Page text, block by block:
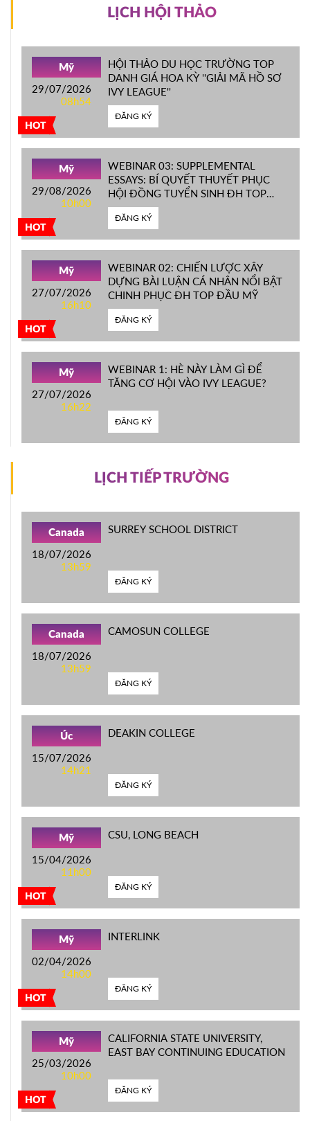
LỊCH HỘI THẢO
HOT
Mỹ
29/07/2026
08h54
HỘI THẢO DU HỌC TRƯỜNG TOP
DANH GIÁ HOA KỲ ''GIẢI MÃ HỒ SƠ
IVY LEAGUE''
ĐĂNG KÝ
HOT
Mỹ
29/08/2026
10h00
WEBINAR 03: SUPPLEMENTAL
ESSAYS: BÍ QUYẾT THUYẾT PHỤC
HỘI ĐỒNG TUYỂN SINH ĐH TOP
ĐẦU MỸ
ĐĂNG KÝ
HOT
Mỹ
27/07/2026
16h10
WEBINAR 02: CHIẾN LƯỢC XÂY
DỰNG BÀI LUẬN CÁ NHÂN NỔI BẬT
CHINH PHỤC ĐH TOP ĐẦU MỸ
ĐĂNG KÝ
Mỹ
27/07/2026
16h22
WEBINAR 1: HÈ NÀY LÀM GÌ ĐỂ
TĂNG CƠ HỘI VÀO IVY LEAGUE?
ĐĂNG KÝ
LỊCH TIẾP TRƯỜNG
Canada
18/07/2026
13h59
SURREY SCHOOL DISTRICT
ĐĂNG KÝ
Canada
18/07/2026
13h59
CAMOSUN COLLEGE
ĐĂNG KÝ
Úc
15/07/2026
14h21
DEAKIN COLLEGE
ĐĂNG KÝ
HOT
Mỹ
15/04/2026
11h00
CSU, LONG BEACH
ĐĂNG KÝ
HOT
Mỹ
02/04/2026
14h00
INTERLINK
ĐĂNG KÝ
HOT
Mỹ
25/03/2026
10h00
CALIFORNIA STATE UNIVERSITY,
EAST BAY CONTINUING EDUCATION
ĐĂNG KÝ